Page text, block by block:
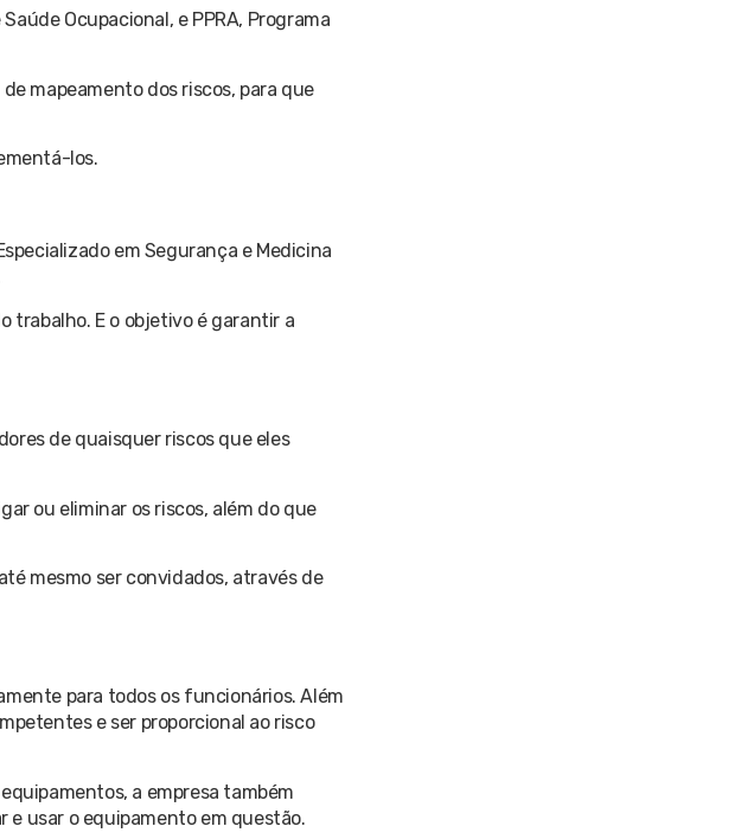
Ocupacional, e PPRA, Programa
mapeamento dos riscos, para que
los.
em Segurança e Medicina
trabalho. E o objetivo é garantir a
de quaisquer riscos que eles
ou eliminar os riscos, além do que
mesmo ser convidados, através de
para todos os funcionários. Além
e ser proporcional ao risco
a empresa também
e usar o equipamento em questão.